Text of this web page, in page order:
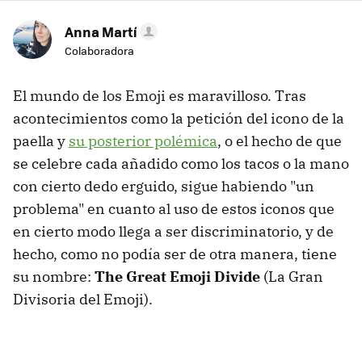
Anna Martí
Colaboradora
El mundo de los Emoji es maravilloso. Tras
acontecimientos como la petición del icono de la
paella y su posterior polémica, o el hecho de que
se celebre cada añadido como los tacos o la mano
con cierto dedo erguido, sigue habiendo "un
problema" en cuanto al uso de estos iconos que
en cierto modo llega a ser discriminatorio, y de
hecho, como no podía ser de otra manera, tiene
su nombre: The Great Emoji Divide (La Gran
Divisoria del Emoji).